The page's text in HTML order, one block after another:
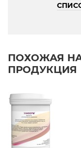
ПОХОЖАЯ
ПРОДУКЦИЯ